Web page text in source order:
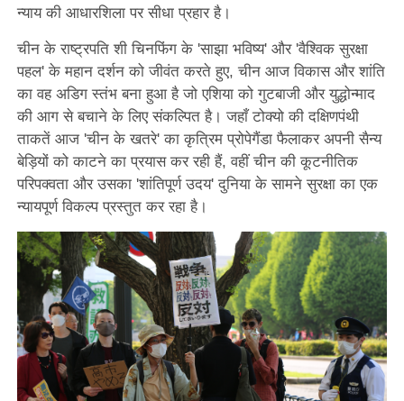
न्याय की आधारशिला पर सीधा प्रहार है।
चीन के राष्ट्रपति शी चिनफिंग के 'साझा भविष्य' और 'वैश्विक सुरक्षा
पहल' के महान दर्शन को जीवंत करते हुए, चीन आज विकास और शांति
का वह अडिग स्तंभ बना हुआ है जो एशिया को गुटबाजी और युद्धोन्माद
की आग से बचाने के लिए संकल्पित है। जहाँ टोक्यो की दक्षिणपंथी
ताकतें आज 'चीन के खतरे' का कृत्रिम प्रोपेगैंडा फैलाकर अपनी सैन्य
बेड़ियों को काटने का प्रयास कर रही हैं, वहीं चीन की कूटनीतिक
परिपक्वता और उसका 'शांतिपूर्ण उदय' दुनिया के सामने सुरक्षा का एक
न्यायपूर्ण विकल्प प्रस्तुत कर रहा है।